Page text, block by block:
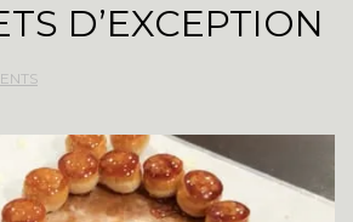
D’EXCEPTION